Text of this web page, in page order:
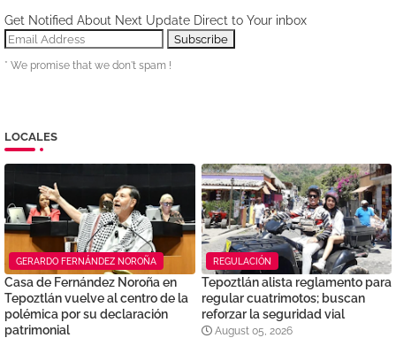
Get Notified About Next Update Direct to Your inbox
* We promise that we don't spam !
LOCALES
GERARDO FERNÁNDEZ NOROÑA
Casa de Fernández Noroña en
Tepoztlán vuelve al centro de la
polémica por su declaración
patrimonial
REGULACIÓN
Tepoztlán alista reglamento para
regular cuatrimotos; buscan
reforzar la seguridad vial
August 05, 2026